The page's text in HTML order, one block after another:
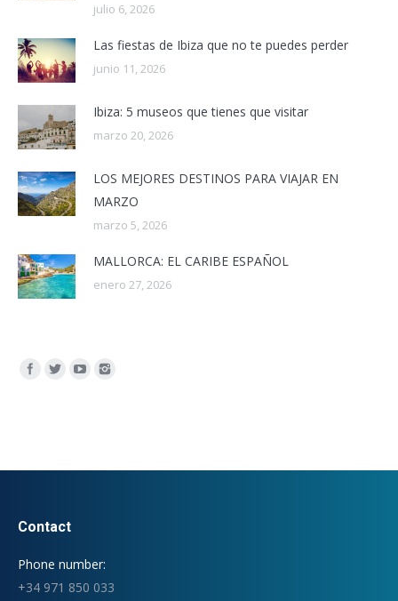
julio 6, 2026
Las fiestas de Ibiza que no te puedes perder
junio 11, 2026
Ibiza: 5 museos que tienes que visitar
marzo 20, 2026
LOS MEJORES DESTINOS PARA VIAJAR EN
MARZO
marzo 5, 2026
MALLORCA: EL CARIBE ESPAÑOL
enero 27, 2026
Encuéntranos en:
Contact
Phone number:
+34 971 850 033